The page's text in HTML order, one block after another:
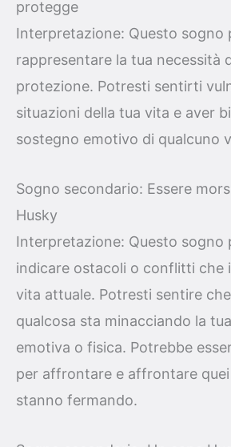
protegge
Interpretazione: Questo sogno
rappresentare la tua necessità
protezione. Potresti sentirti
situazioni della tua vita e aver
sostegno emotivo di qualcuno
Sogno secondario: Essere
Husky
Interpretazione: Questo sogno
indicare ostacoli o conflitti che
vita attuale. Potresti sentire
qualcosa sta minacciando la
emotiva o fisica. Potrebbe
per affrontare e affrontare
stanno fermando.